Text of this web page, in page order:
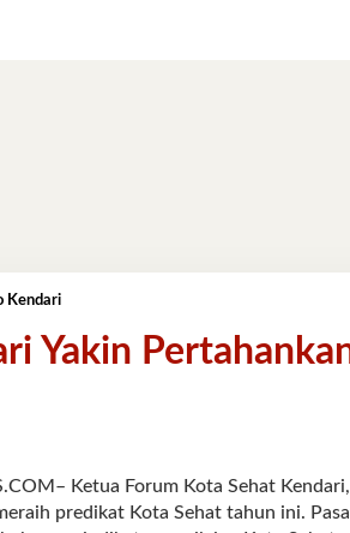
KendariSri
Yakin
Pertahankan
Yakin
Ketua Forum Kota Sehat
predikat Kota Sehat tahun ini.